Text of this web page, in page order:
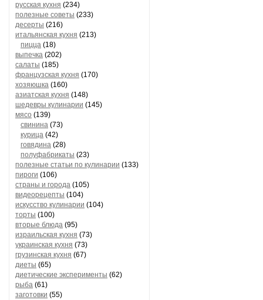
русская кухня (234)
полезные советы (233)
десерты (216)
итальянская кухня (213)
пицца (18)
выпечка (202)
салаты (185)
французская кухня (170)
хозяюшка (160)
азиатская кухня (148)
шедевры кулинарии (145)
мясо (139)
свинина (73)
курица (42)
говядина (28)
полуфабрикаты (23)
полезные статьи по кулинарии (133)
пироги (106)
страны и города (105)
видеорецепты (104)
искусство кулинарии (104)
торты (100)
вторые блюда (95)
израильская кухня (73)
украинская кухня (73)
грузинская кухня (67)
диеты (65)
диетические эксперименты (62)
рыба (61)
заготовки (55)